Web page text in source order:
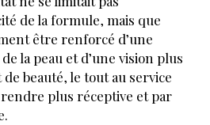
de la formule, mais que
être renforcé d’une
la peau et d’une vision plus
beauté, le tout au service
plus réceptive et par